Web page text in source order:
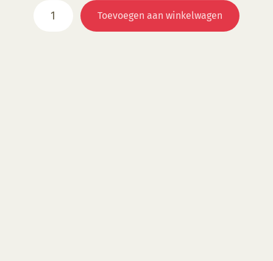
was:
€ 2,77.
is:
€ 0,83.
079S
Toevoegen aan winkelwagen